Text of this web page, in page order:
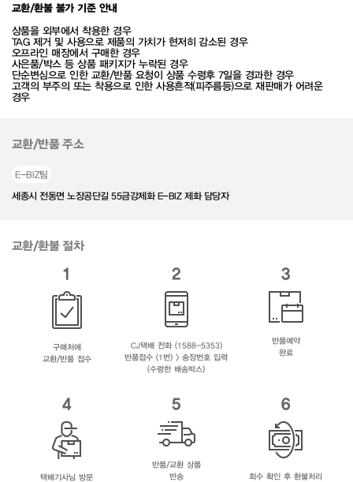
교환/환불 불가 기준 안내
상품을 외부에서 착용한 경우
TAG 제거 및 사용으로 제품의 가치가 현저히 감소된 경우
오프라인 매장에서 구매한 경우
사은품/박스 등 상품 패키지가 누락된 경우
단순변심으로 인한 교환/반품 요청이 상품 수령후 7일을 경과한 경우
고객의 부주의 또는 착용으로 인한 사용흔적(피주름등)으로 재판매가 어려운
경우
교환/반품 주소
E-BIZ팀
세종시 전동면 노장공단길 55금강제화 E-BIZ 제화 담당자
교환/환불 절차
1
구매처에
교환/반품 접수
2
CJ택배 전화 (1588-5353)
반품접수 (1번) > 송장번호 입력
(수령한 배송박스)
3
반품예약
완료
4
택배기사님 방문
5
반품/교환 상품
반송
6
회수 확인 후 환불처리